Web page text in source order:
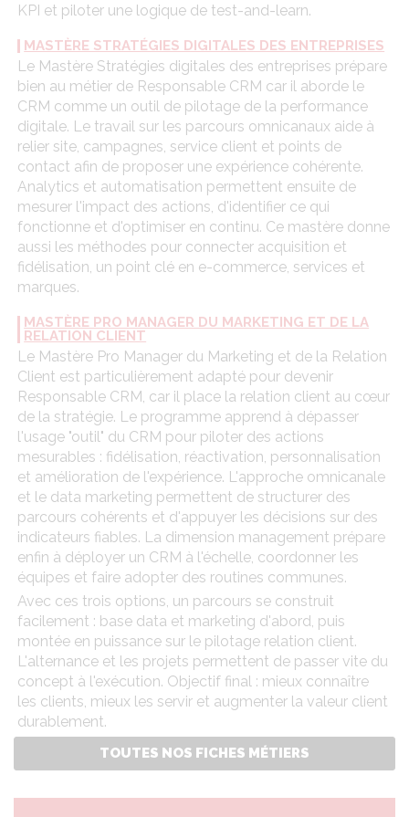
KPI et piloter une logique de test-and-learn.
MASTÈRE STRATÉGIES DIGITALES DES ENTREPRISES
Le Mastère Stratégies digitales des entreprises prépare
bien au métier de Responsable CRM car il aborde le
CRM comme un outil de pilotage de la performance
digitale. Le travail sur les parcours omnicanaux aide à
relier site, campagnes, service client et points de
contact afin de proposer une expérience cohérente.
Analytics et automatisation permettent ensuite de
mesurer l'impact des actions, d'identifier ce qui
fonctionne et d'optimiser en continu. Ce mastère donne
aussi les méthodes pour connecter acquisition et
fidélisation, un point clé en e-commerce, services et
marques.
MASTÈRE PRO MANAGER DU MARKETING ET DE LA
RELATION CLIENT
Le Mastère Pro Manager du Marketing et de la Relation
Client est particulièrement adapté pour devenir
Responsable CRM, car il place la relation client au cœur
de la stratégie. Le programme apprend à dépasser
l'usage "outil" du CRM pour piloter des actions
mesurables : fidélisation, réactivation, personnalisation
et amélioration de l'expérience. L'approche omnicanale
et le data marketing permettent de structurer des
parcours cohérents et d'appuyer les décisions sur des
indicateurs fiables. La dimension management prépare
enfin à déployer un CRM à l'échelle, coordonner les
équipes et faire adopter des routines communes.
Avec ces trois options, un parcours se construit
facilement : base data et marketing d'abord, puis
montée en puissance sur le pilotage relation client.
L'alternance et les projets permettent de passer vite du
concept à l'exécution. Objectif final : mieux connaître
les clients, mieux les servir et augmenter la valeur client
durablement.
TOUTES NOS FICHES MÉTIERS